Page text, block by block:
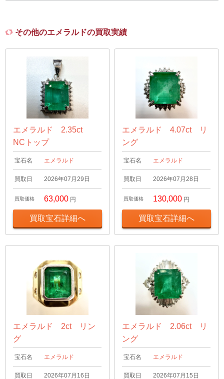
その他のエメラルドの買取実績
エメラルド 2.35ct
NCトップ
宝石名 エメラルド
買取日 2026年07月29日
買取価格 63,000 円
買取宝石詳細へ
エメラルド 4.07ct リ
ング
宝石名 エメラルド
買取日 2026年07月28日
買取価格 130,000 円
買取宝石詳細へ
エメラルド 2ct リン
グ
宝石名 エメラルド
買取日 2026年07月16日
エメラルド 2.06ct リ
ング
宝石名 エメラルド
買取日 2026年07月15日